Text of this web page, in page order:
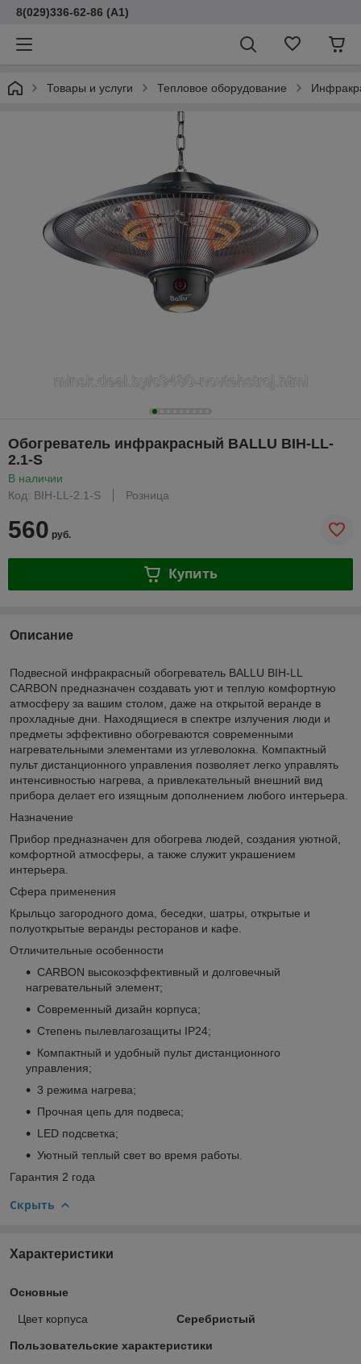
8(029)336-62-86 (A1)
Товары и услуги Тепловое оборудование
Обогреватель инфракрасный BALLU BIH-LL-
2.1-S
В наличии
Код: BIH-LL-2.1-S
Розница
560 руб.
Купить
Описание
Подвесной инфракрасный обогреватель BALLU BIH-LL
CARBON предназначен создавать уют и теплую комфортную
атмосферу за вашим столом, даже на открытой веранде в
прохладные дни. Находящиеся в спектре излучения люди и
предметы эффективно обогреваются современными
нагревательными элементами из углеволокна. Компактный
пульт дистанционного управления позволяет легко управлять
интенсивностью нагрева, а привлекательный внешний вид
прибора делает его изящным дополнением любого интерьера.
Назначение
Прибор предназначен для обогрева людей, создания уютной,
комфортной атмосферы, а также служит украшением
интерьера.
Сфера применения
Крыльцо загородного дома, беседки, шатры, открытые и
полуоткрытые веранды ресторанов и кафе.
Отличительные особенности
CARBON высокоэффективный и долговечный
нагревательный элемент;
Современный дизайн корпуса;
Степень пылевлагозащиты IP24;
Компактный и удобный пульт дистанционного
управления;
3 режима нагрева;
Прочная цепь для подвеса;
LED подсветка;
Уютный теплый свет во время работы.
Гарантия 2 года
Скрыть
Характеристики
Основные
Цвет корпуса Серебристый
Пользовательские характеристики